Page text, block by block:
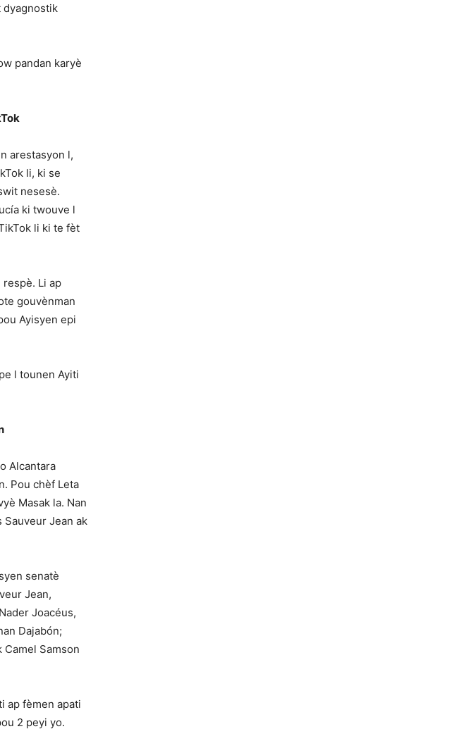
dyagnostik
pandan karyè
arestasyon l,
li, ki se
nesesè.
ki twouve l
li ki te fèt
Li ap
gouvènman
Ayisyen epi
l tounen Ayiti
Alcantara
Pou chèf Leta
Masak la. Nan
Sauveur Jean ak
senatè
Jean,
Joacéus,
Dajabón;
Samson
ap fèmen apati
2 peyi yo.